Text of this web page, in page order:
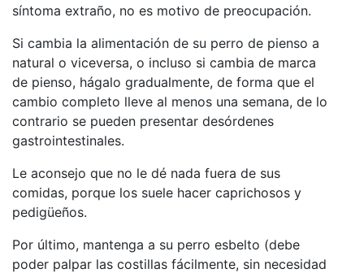
síntoma extraño, no es motivo de preocupación.
Si cambia la alimentación de su perro de pienso a
natural o viceversa, o incluso si cambia de marca
de pienso, hágalo gradualmente, de forma que el
cambio completo lleve al menos una semana, de lo
contrario se pueden presentar desórdenes
gastrointestinales.
Le aconsejo que no le dé nada fuera de sus
comidas, porque los suele hacer caprichosos y
pedigüeños.
Por último, mantenga a su perro esbelto (debe
poder palpar las costillas fácilmente, sin necesidad